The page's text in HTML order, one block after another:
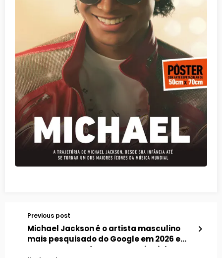
Previous post
Michael Jackson é o artista masculino
mais pesquisado do Google em 2026 e
supera BTS, Bad Bunny e Justin Bieber